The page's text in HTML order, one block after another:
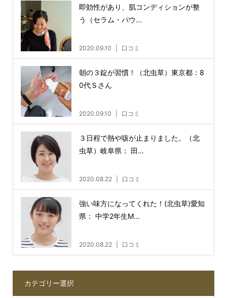
即効性があり、肌コンディションが整
う（セラム・パウ...
2020.09.10 口コミ
朝の３錠が習慣！（北虫草）東京都：8
0代Ｓさん
2020.09.10 口コミ
３日程で熱や咳が止まりました。（北
虫草）岐阜県： 田...
2020.08.22 口コミ
強い味方になってくれた！(北虫草)愛知
県： 中学2年生M...
2020.08.22 口コミ
カテゴリー選択